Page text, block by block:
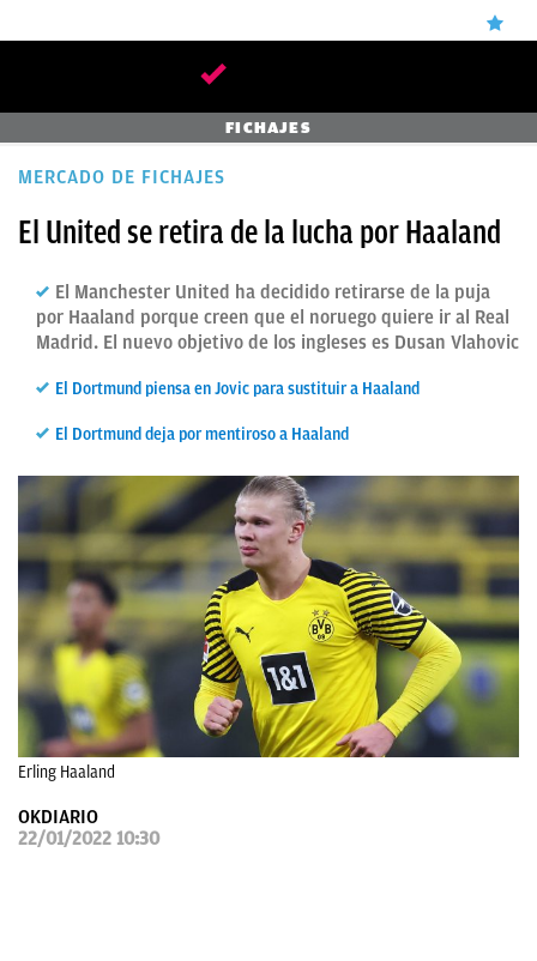
ÚLTIMAS
BALONCESTO
CANTERA
FICHAJES
DIRECTO
FEMENINO
PAPARAZZI
OKDIARIO
FICHAJES
MERCADO DE FICHAJES
El United se retira de la lucha por Haaland
El Manchester United ha decidido retirarse de la puja
por Haaland porque creen que el noruego quiere ir al Real
Madrid. El nuevo objetivo de los ingleses es Dusan Vlahovic
El Dortmund piensa en Jovic para sustituir a Haaland
El Dortmund deja por mentiroso a Haaland
Erling Haaland
OKDIARIO
22/01/2022 10:30